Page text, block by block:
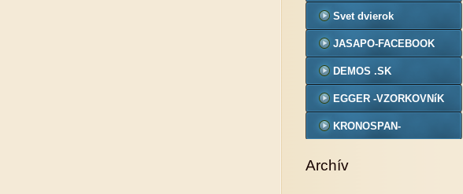
Svet dvierok
JASAPO-FACEBOOK
DEMOS .SK
EGGER -VZORKOVNíK
KRONOSPAN-
Archív